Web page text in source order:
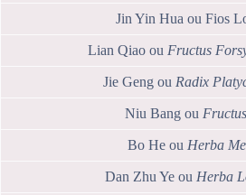
Jin Yin Hua ou Fios
Lian Qiao ou Fructus
Jie Geng ou Radix
Niu Bang ou
Bo He ou Herba
Dan Zhu Ye ou Herba